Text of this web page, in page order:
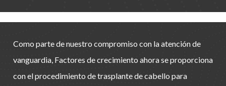
Como parte de nuestro compromiso con la atención de
vanguardia, Factores de crecimiento ahora se proporciona
con el procedimiento de trasplante de cabello para